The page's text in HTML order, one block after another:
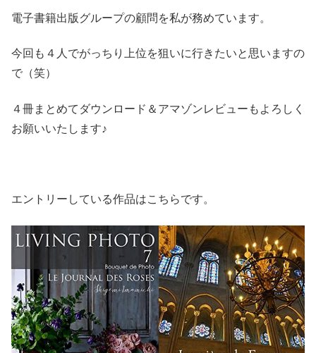
電子書籍出版グループの顧問を私が務めています。
今回も４人でがっちり上位を狙いに行きたいと思いますの
で（笑）
４冊まとめてダウンロード＆アマゾンレビューもよろしく
お願いいたします♪
エントリーしている作品はこちらです。